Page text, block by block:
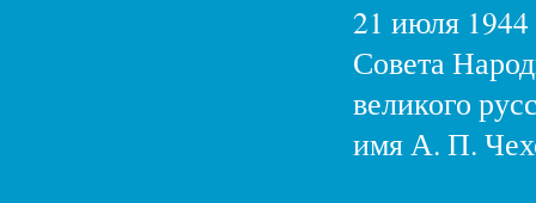
21 июля 1944
Совета
великого
имя А. П.